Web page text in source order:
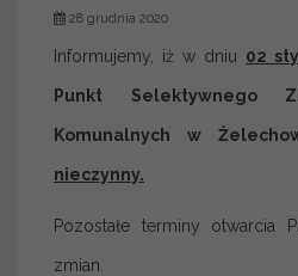
28 grudnia 2020
Informujemy, iż w dniu 02
Punkt Selektywnego
Komunalnych w
nieczynny.
Pozostałe terminy otwarcia
zmian.